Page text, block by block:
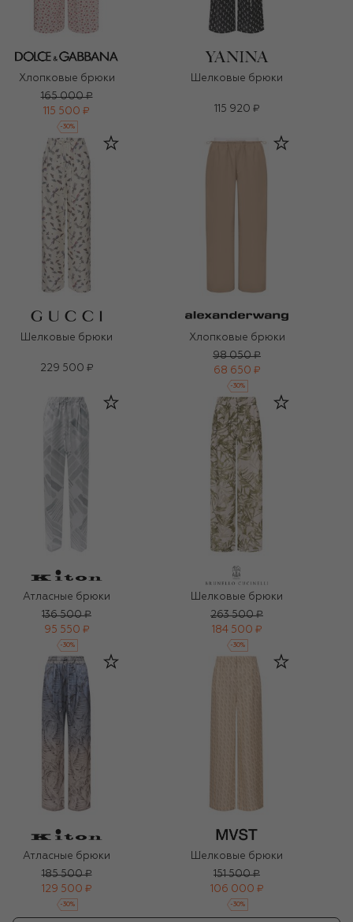
Хлопковые брюки
165 000 ₽
115 500 ₽
-30%
Шелковые брюки
115 920 ₽
Шелковые брюки
229 500 ₽
Хлопковые брюки
98 050 ₽
68 650 ₽
-30%
Атласные брюки
136 500 ₽
95 550 ₽
-30%
Шелковые брюки
263 500 ₽
184 500 ₽
-30%
Атласные брюки
185 500 ₽
129 500 ₽
-30%
Шелковые брюки
151 500 ₽
106 000 ₽
-30%